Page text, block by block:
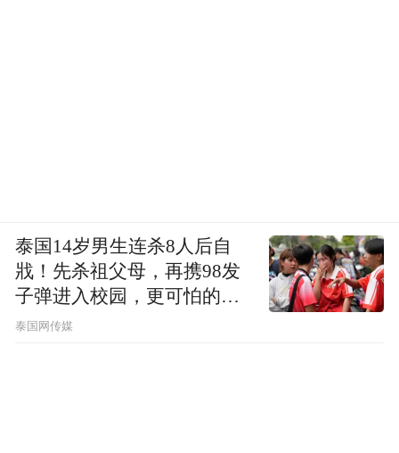
泰国14岁男生连杀8人后自
戕！先杀祖父母，再携98发
子弹进入校园，更可怕的细
节公布了
泰国网传媒